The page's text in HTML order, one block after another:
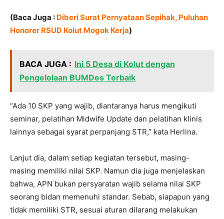
(Baca Juga : Diberi Surat Pernyataan Sepihak, Puluhan
Honorer RSUD Kolut Mogok Kerja)
BACA JUGA : Ini 5 Desa di Kolut dengan
Pengelolaan BUMDes Terbaik
“Ada 10 SKP yang wajib, diantaranya harus mengikuti
seminar, pelatihan Midwife Update dan pelatihan klinis
lainnya sebagai syarat perpanjang STR,” kata Herlina.
Lanjut dia, dalam setiap kegiatan tersebut, masing-
masing memiliki nilai SKP. Namun dia juga menjelaskan
bahwa, APN bukan persyaratan wajib selama nilai SKP
seorang bidan memenuhi standar. Sebab, siapapun yang
tidak memiliki STR, sesuai aturan dilarang melakukan